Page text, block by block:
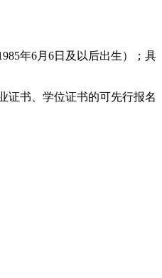
年6月6日及以后出生）；具
证书、学位证书的可先行报名